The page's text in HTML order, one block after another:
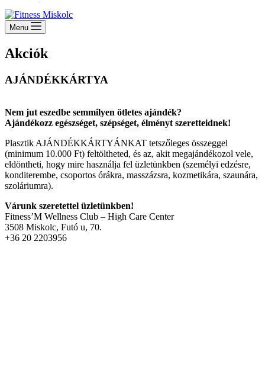
Menu
Akciók
AJÁNDÉKKÁRTYA
Nem jut eszedbe semmilyen ötletes ajándék?
Ajándékozz egészséget, szépséget, élményt szeretteidnek!
Plasztik AJÁNDÉKKÁRTYÁNKAT tetszőleges összeggel
(minimum 10.000 Ft) feltöltheted, és az, akit megajándékozol vele,
eldöntheti, hogy mire használja fel üzletünkben (személyi edzésre,
konditerembe, csoportos órákra, masszázsra, kozmetikára, szaunára,
szoláriumra).
Várunk szeretettel üzletünkben!
Fitness’M Wellness Club – High Care Center
3508 Miskolc, Futó u, 70.
+36 20 2203956